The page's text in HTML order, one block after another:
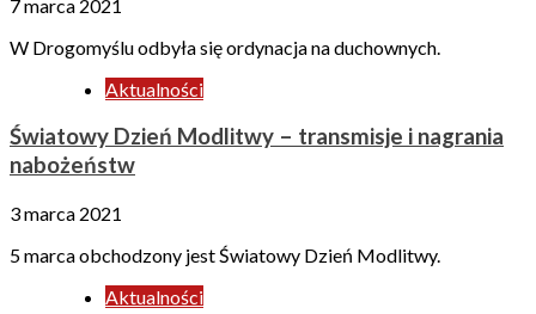
7 marca 2021
W Drogomyślu odbyła się ordynacja na duchownych.
Aktualności
Światowy Dzień Modlitwy – transmisje i nagrania
nabożeństw
3 marca 2021
5 marca obchodzony jest Światowy Dzień Modlitwy.
Aktualności